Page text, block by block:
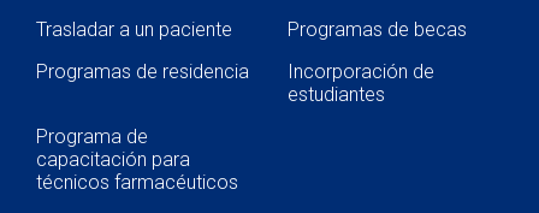
Trasladar a un paciente
Programas de becas
Programas de residencia
Incorporación de
estudiantes
Programa de
capacitación para
técnicos farmacéuticos